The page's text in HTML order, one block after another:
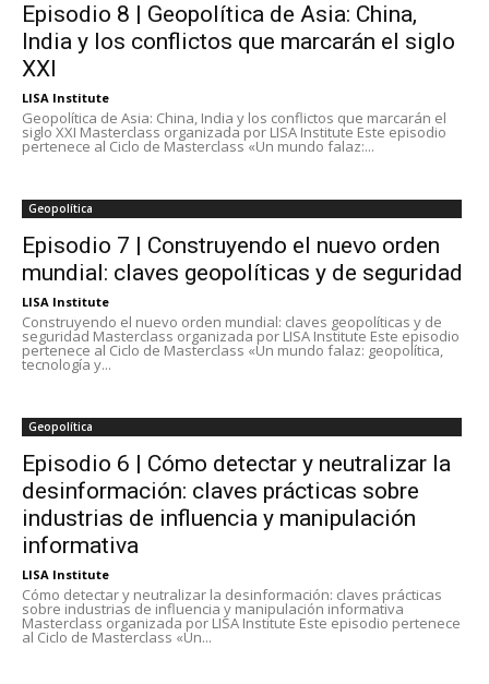
Episodio 8 | Geopolítica de Asia: China,
India y los conflictos que marcarán el siglo
XXI
LISA Institute
Geopolítica de Asia: China, India y los conflictos que marcarán el
siglo XXI Masterclass organizada por LISA Institute Este episodio
pertenece al Ciclo de Masterclass «Un mundo falaz:...
Geopolítica
Episodio 7 | Construyendo el nuevo orden
mundial: claves geopolíticas y de seguridad
LISA Institute
Construyendo el nuevo orden mundial: claves geopolíticas y de
seguridad Masterclass organizada por LISA Institute Este episodio
pertenece al Ciclo de Masterclass «Un mundo falaz: geopolítica,
tecnología y...
Geopolítica
Episodio 6 | Cómo detectar y neutralizar la
desinformación: claves prácticas sobre
industrias de influencia y manipulación
informativa
LISA Institute
Cómo detectar y neutralizar la desinformación: claves prácticas
sobre industrias de influencia y manipulación informativa
Masterclass organizada por LISA Institute Este episodio pertenece
al Ciclo de Masterclass «Un...